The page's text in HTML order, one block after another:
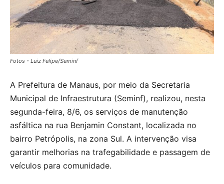
Fotos - Luiz Felipe/Seminf
A Prefeitura de Manaus, por meio da Secretaria
Municipal de Infraestrutura (Seminf), realizou, nesta
segunda-feira, 8/6, os serviços de manutenção
asfáltica na rua Benjamin Constant, localizada no
bairro Petrópolis, na zona Sul. A intervenção visa
garantir melhorias na trafegabilidade e passagem de
veículos para comunidade.